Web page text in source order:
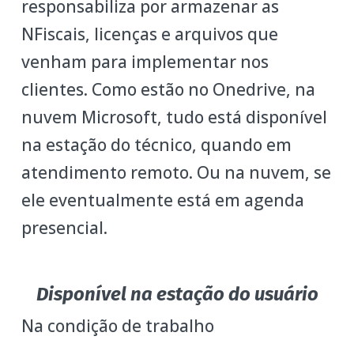
responsabiliza por armazenar as
NFiscais, licenças e arquivos que
venham para implementar nos
clientes. Como estão no Onedrive, na
nuvem Microsoft, tudo está disponível
na estação do técnico, quando em
atendimento remoto. Ou na nuvem, se
ele eventualmente está em agenda
presencial.
Disponível na estação do usuário
Na condição de trabalho